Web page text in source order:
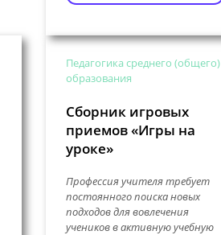
Педагогика среднего (общего)
образования
Сборник игровых
приемов «Игры на
уроке»
Профессия учителя требует
постоянного поиска новых
подходов для вовлечения
учеников в активную учебную